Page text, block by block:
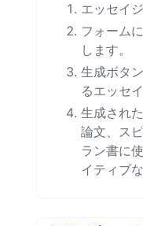
エッセイ
フォーム
します。
生成ボタ
るエッセ
生成され
論文、ス
ラン書に
イティブ